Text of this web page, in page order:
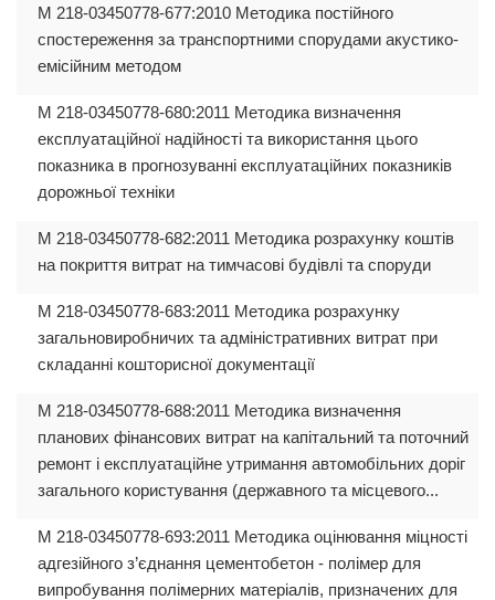
М 218-03450778-677:2010 Методика постійного
спостереження за транспортними спорудами акустико-
емісійним методом
М 218-03450778-680:2011 Методика визначення
експлуатаційної надійності та використання цього
показника в прогнозуванні експлуатаційних показників
дорожньої техніки
М 218-03450778-682:2011 Методика розрахунку коштів
на покриття витрат на тимчасові будівлі та споруди
М 218-03450778-683:2011 Методика розрахунку
загальновиробничих та адміністративних витрат при
складанні кошторисної документації
М 218-03450778-688:2011 Методика визначення
планових фінансових витрат на капітальний та поточний
ремонт і експлуатаційне утримання автомобільних доріг
загального користування (державного та місцевого...
М 218-03450778-693:2011 Методика оцінювання міцності
адгезійного з’єднання цементобетон - полімер для
випробування полімерних матеріалів, призначених для